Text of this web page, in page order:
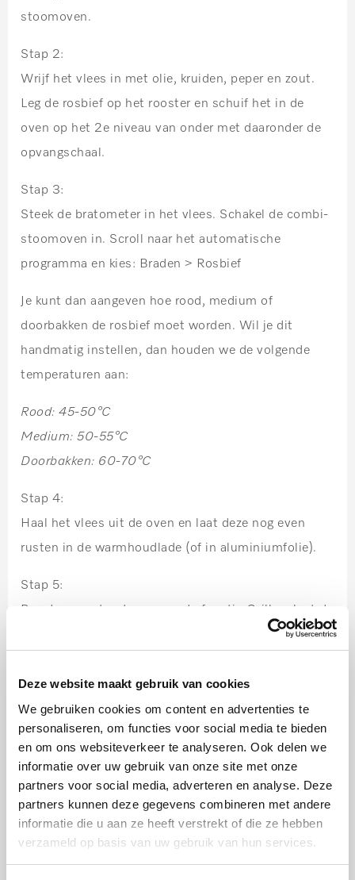
Deze website maakt gebruik van cookies
We gebruiken cookies om content en advertenties te
personaliseren, om functies voor social media te bieden
en om ons websiteverkeer te analyseren. Ook delen we
informatie over uw gebruik van onze site met onze
partners voor social media, adverteren en analyse. Deze
partners kunnen deze gegevens combineren met andere
informatie die u aan ze heeft verstrekt of die ze hebben
verzameld op basis van uw gebruik van hun services.
stoomoven.
Stap 2:
Wrijf het vlees in met olie, kruiden, peper en zout.
Leg de rosbief op het rooster en schuif het in de
oven op het 2e niveau van onder met daaronder de
opvangschaal.
Stap 3:
Steek de bratometer in het vlees. Schakel de combi-
stoomoven in. Scroll naar het automatische
programma en kies: Braden > Rosbief
Je kunt dan aangeven hoe rood, medium of
doorbakken de rosbief moet worden. Wil je dit
handmatig instellen, dan houden we de volgende
temperaturen aan:
Rood: 45-50°C
Medium: 50-55°C
Doorbakken: 60-70°C
Stap 4:
Haal het vlees uit de oven en laat deze nog even
rusten in de warmhoudlade (of in aluminiumfolie).
Stap 5:
Pas de ovenstand aan naar de functie Grill en laat de
aardappelen even krokant worden onder de grill.
blokjes en snipper de sjalotten. Snijd de bieslook fijn
en hak de peterselie. Roer alle ingrediënten voor de
remouladesaus door elkaar en breng op smaak met
peper, zout, suiker en citroensap.